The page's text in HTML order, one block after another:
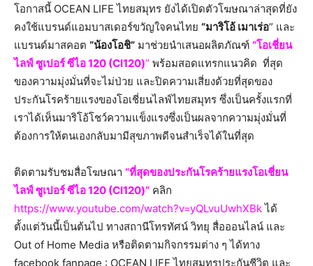
โอกาสนี้ OCEAN LIFE ไทยสมุทร ยังได้เปิดตัวโฆษณาล่าสุดที่ยัง
คงใช้แบรนด์แอมบาสเดอร์ขวัญใจคนไทย “มาริโอ้ เมาเร่อ” และ
แบรนด์มาสคอต “น้องโอชิ” มาช่วยนำเสนอผลิตภัณฑ์ “โอเชี่ยน
ไลฟ์ ซูเปอร์ ซีไอ 120 (CI120)” พร้อมสอดแทรกแนวคิด ที่สุด
ของความมุ่งมั่นที่จะไม่ป่วย และปิดความเสี่ยงด้วยที่สุดของ
ประกันโรคร้ายแรงของโอเชี่ยนไลฟ์ไทยสมุทร ซึ่งเป็นครั้งแรกที่
เราได้เห็นมาริโอ้โชว์ความแข็งแรงซึ่งเป็นผลจากความมุ่งมั่นที่
ต้องการให้ตนเองกลับมามีสุขภาพดีจนสำเร็จได้ในที่สุด
ติดตามรับชมสื่อโฆษณา “ที่สุดของประกันโรคร้ายแรงโอเชี่ยน
ไลฟ์ ซูเปอร์ ซีไอ 120 (CI120)” คลิก
https://www.youtube.com/watch?v=yQLvuUwhXBkได้
ตั้งแต่วันนี้เป็นต้นไป ทางสถานีโทรทัศน์ วิทยุ สื่อออนไลน์ และ
Out of Home Media หรือติดตามกิจกรรมต่าง ๆ ได้ทาง
facebook fanpage : OCEAN LIFE ไทยสมุทรประกันชีวิต และ